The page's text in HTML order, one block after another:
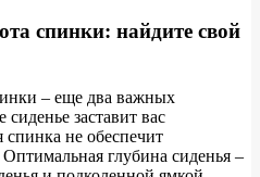
спинки: найдите свой
– еще два важных
заставит вас
спинка не обеспечит
глубина сиденья –